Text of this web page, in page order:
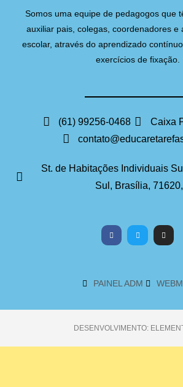
Somos uma equipe de pedagogos que
auxiliar pais, colegas, coordenadores e
escolar, através do aprendizado
exercícios de fixação.
(61) 99256-0468
Caixa
St. de Habitações Individuais
Sul, Brasília,
PAINEL ADM
DESENVOLVIMENTO: